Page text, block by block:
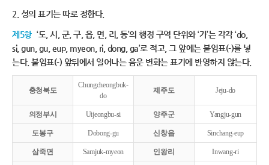
2. 성의 표기는 따로 정한다.
제5항 ‘도, 시, 군, 구, 읍, 면, 리, 동’의 행정 구역 단위와 ‘가’는 각각 ‘do,
si, gun, gu, eup, myeon, ri, dong, ga’로 적고, 그 앞에는 붙임표(-)를 넣
는다. 붙임표(-) 앞뒤에서 일어나는 음운 변화는 표기에 반영하지 않는다.
충청북도
Chungcheongbuk-
do
제주도 Jeju-do
의정부시 Uijeongbu-si 양주군 Yangju-gun
도봉구 Dobong-gu 신창읍 Sinchang-eup
삼죽면 Samjuk-myeon 인왕리 Inwang-ri